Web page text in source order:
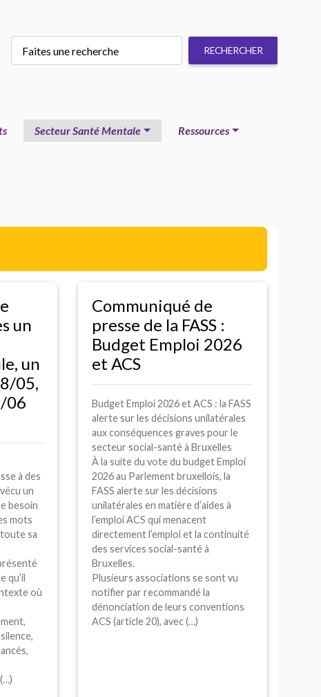
Secteur Santé Mentale
Ressources
un
un
05,
06
à des
un
besoin
mots
sa
qu’il
où
Communiqué de
presse de la FASS:
Budget Emploi 2026
et ACS
Budget Emploi 2026 etACS : la FASS
alerte sur les décisions unilatérales
aux conséquences graves pour le
secteur social-santé à Bruxelles
À la suite du vote du budget Emploi
2026 au Parlement bruxellois, la
FASS alerte sur les décisions
unilatérales en matière d’aides à
l’emploiACS qui menacent
directement l’emploi et la continuité
des services social-santé à
Bruxelles.
Plusieurs associations se sont vu
notifier par recommandé la
dénonciation de leurs conventions
ACS (article 20), avec (…)